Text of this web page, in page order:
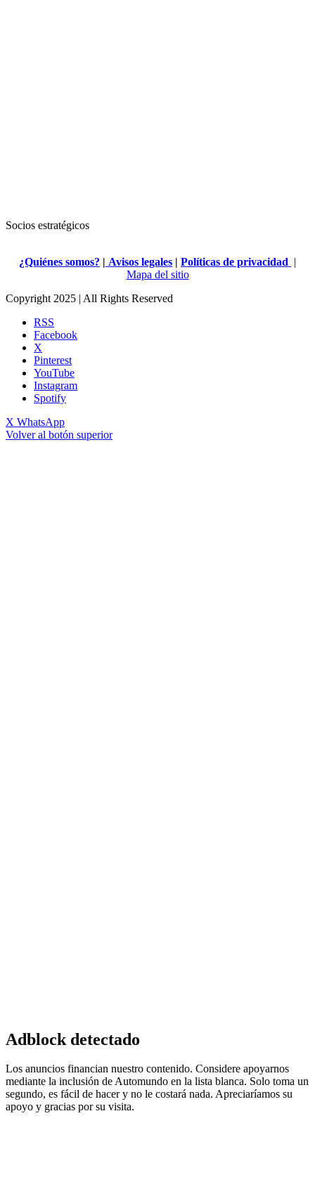
Socios estratégicos
¿Quiénes somos? | Avisos legales | Políticas de privacidad |
Mapa del sitio
Copyright 2025 | All Rights Reserved
RSS
Facebook
X
Pinterest
YouTube
Instagram
Spotify
X WhatsApp
Volver al botón superior
Adblock detectado
Los anuncios financian nuestro contenido. Considere apoyarnos
mediante la inclusión de Automundo en la lista blanca. Solo toma un
segundo, es fácil de hacer y no le costará nada. Apreciaríamos su
apoyo y gracias por su visita.